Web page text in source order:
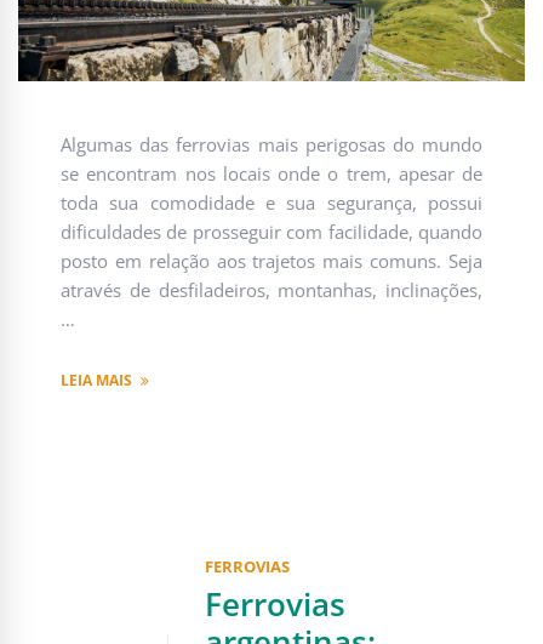
Algumas das ferrovias mais perigosas do mundo
se encontram nos locais onde o trem, apesar de
toda sua comodidade e sua segurança, possui
dificuldades de prosseguir com facilidade, quando
posto em relação aos trajetos mais comuns. Seja
através de desfiladeiros, montanhas, inclinações,
…
LEIA MAIS
FERROVIAS
Ferrovias